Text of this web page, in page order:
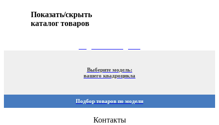
Показать/скрыть
каталог товаров
Выберите модель:
вашего квадроцикла
Подбор товаров по модели
Контакты